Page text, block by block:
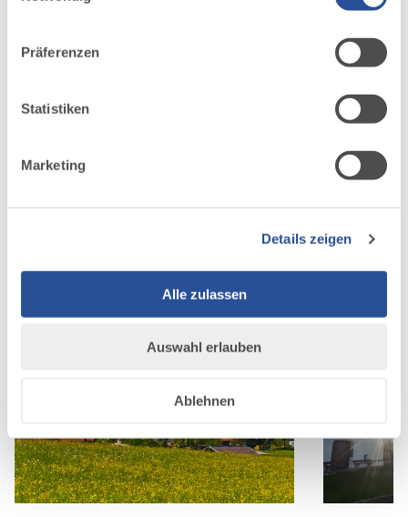
möglicherweise mit weiteren Daten zusammen, die du
Nutzung der Dienste gesammelt haben.
Präferenzen
Statistiken
Marketing
Details zeigen
Alle zulassen
Auswahl erlauben
Ablehnen
Geotop „Flysch am Röthenbach“
Winterwanderwege, Skilift, beleuchtete